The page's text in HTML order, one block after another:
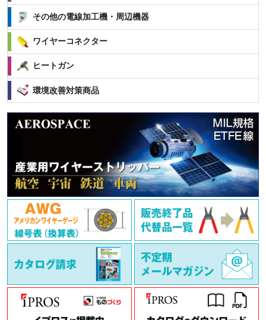
その他の電線加工機・周辺機器
ワイヤーコネクター
ヒートガン
環境改善対策商品